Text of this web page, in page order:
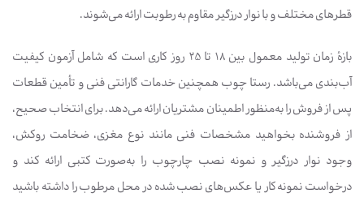
قطرهای مختلف و با نوار درزگیر مقاوم به رطوبت ارائه می‌شوند.
بازهٔ زمان تولید معمول بین 18 تا 25 روز کاری است که شامل آزمون کیفیت
آب‌بندی می‌باشد. رستا چوب همچنین خدمات گارانتی فنی و تأمین قطعات
پس از فروش را به‌منظور اطمینان مشتریان ارائه می‌دهد. برای انتخاب صحیح،
از فروشنده بخواهید مشخصات فنی مانند نوع مغزی، ضخامت روکش،
وجود نوار درزگیر و نمونه نصب چارچوب را به‌صورت کتبی ارائه کند و
درخواست نمونه کار یا عکس‌های نصب شده در محل مرطوب را داشته باشید